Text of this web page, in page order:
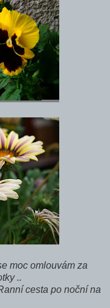
moc omlouvám za
..
cesta po noční na